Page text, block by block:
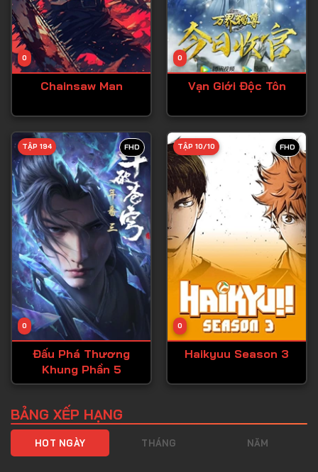
Tập 34
Tập 35
Tập 36
Tập 39
Tập 40
Tập 41
Tập 42
Tập 43
Tập 44
Tập 45
Tập 47
Tập 49
0
Chainsaw Man
0
Vạn Giới Độc Tôn
FHD
0
TẬP 194
Đấu Phá Thương
Khung Phần 5
FHD
0
TẬP 10/10
Haikyuu Season 3
BẢNG XẾP HẠNG
HOT NGÀY THÁNG NĂM